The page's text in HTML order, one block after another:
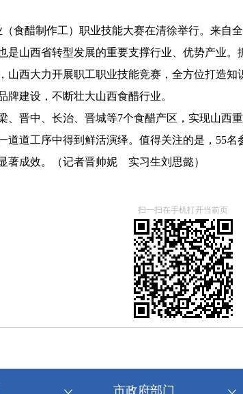
食醋制作工）职业技能大赛在清徐举行。来自
西省转型发展的重要支撑行业、优势产业。
山西大力开展职工职业技能竞赛，全方位打造
建设，不断壮大山西食醋行业。
晋中、长治、晋城等7个食醋产区，实现山西
道道工序中得到鲜活演绎。值得关注的是，55
著成效。
（记者晋帅妮 实习生刘思懿）
扫一扫在手机打开当前页
市政府部门